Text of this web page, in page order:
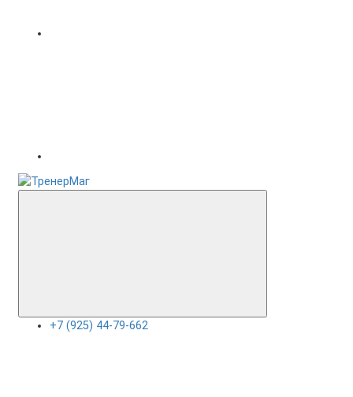
+7 (925) 44-79-662